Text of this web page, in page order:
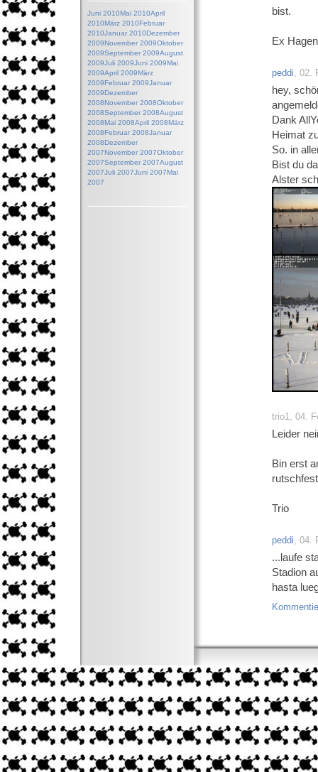
Juni 2010Mai 2010April
2010März 2010Februar
2010Januar 2010Dezember
2009November 2009Oktober
2009September 2009August
2009Juli 2009Juni 2009Mai
2009April 2009März
2009Februar 2009Januar
2009Dezember
2008November 2008Oktober
2008September 2008August
2008Mai 2008April 2008März
2008Februar 2008Januar
2008Dezember
2007November 2007Oktober
2007September 2007August
2007Juli 2007Juni 2007Mai
2007
bist.
Ex
peddi, 02.
hey,
Dank
Heimat
So. in
Bist du
Alster
trio1, 04.
Leider
Bin erst
Trio
peddi, 04.
...laufe
Stadion
hasta